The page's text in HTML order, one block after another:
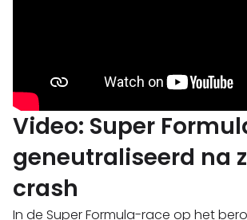
Video: Super
geneutraliseerd na
crash
In de Super Formula-race op het